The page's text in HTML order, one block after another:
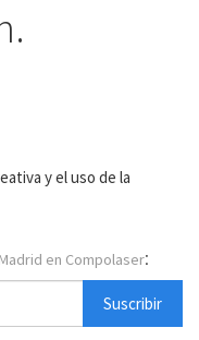
y el uso de la
en Compolaser:
Suscribir